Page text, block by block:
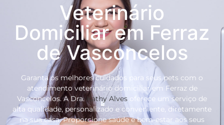
Veterinário
Domiciliar em Ferraz
de Vasconcelos
Garanta os melhores cuidados para seus pets com o
atendimento veterinário domiciliar em Ferraz de
Vasconcelos. A Dra.Kathy Alves oferece um serviço de
alta qualidade, personalizado e conveniente, diretamente
na sua casa. Proporcione saúde e bem-estar aos seus